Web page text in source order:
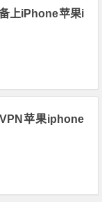
上iPhone苹果i
苹果iphone